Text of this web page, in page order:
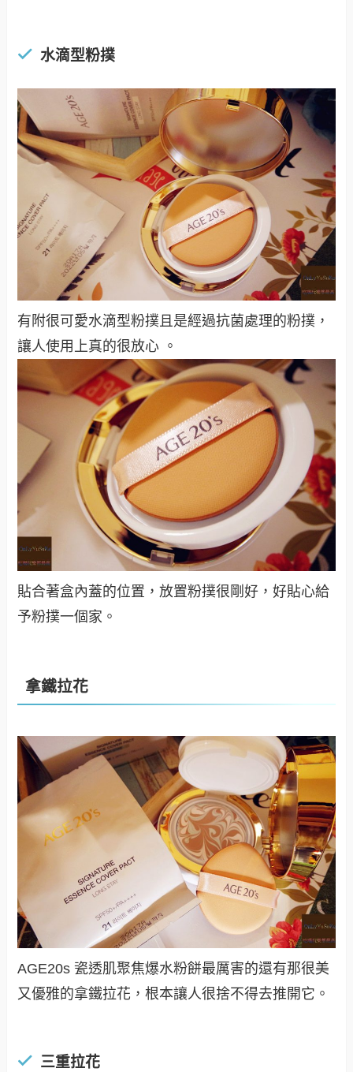
水滴型粉撲
有附很可愛水滴型粉撲且是經過抗菌處理的粉撲，
讓人使用上真的很放心 。
貼合著盒內蓋的位置，放置粉撲很剛好，好貼心給
予粉撲一個家。
拿鐵拉花
AGE20s 瓷透肌聚焦爆水粉餅最厲害的還有那很美
又優雅的拿鐵拉花，根本讓人很捨不得去推開它 。
三重拉花